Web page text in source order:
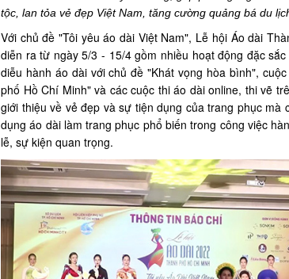
tộc, lan tỏa vẻ đẹp Việt Nam, tăng cường quảng bá du
Với chủ đề "Tôi yêu áo dài Việt Nam", Lễ hội Áo dài
diễn ra từ ngày 5/3 - 15/4 gồm nhiều hoạt động đặc
diễu hành áo dài với chủ đề "Khát vọng hòa bình",
phố Hồ Chí Minh" và các cuộc thi áo dài online, thi vẽ
giới thiệu về vẻ đẹp và sự tiện dụng của trang phục mà
dụng áo dài làm trang phục phổ biến trong công việc
lễ, sự kiện quan trọng.